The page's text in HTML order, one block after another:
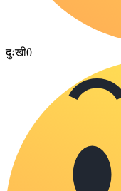
दुःखी0